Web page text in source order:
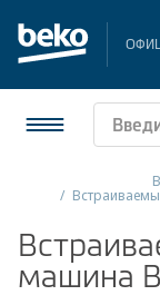
машина